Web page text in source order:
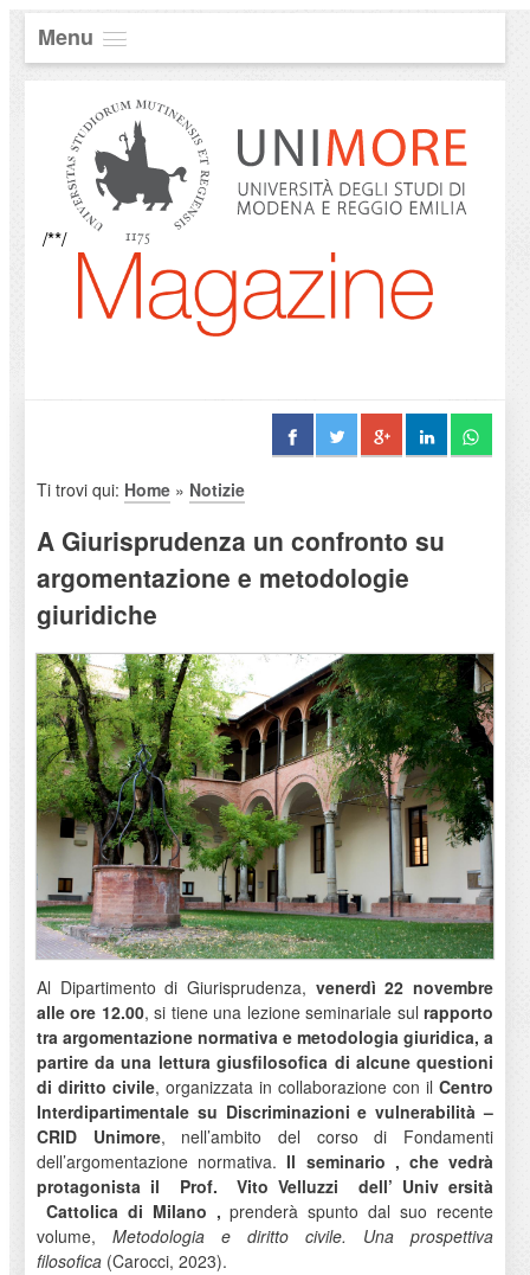
Menu
/**/
Ti trovi qui: Home» Notizie
A Giurisprudenza un confronto su
argomentazione e metodologie
giuridiche
Al Dipartimento di Giurisprudenza, venerdì 22 novembre
alle ore 12.00, si tiene una lezione seminariale sulrapporto
tra argomentazione normativa e metodologia giuridica, a
partire da una lettura giusfilosofica di alcune questioni
di diritto civile, organizzata in collaborazione con ilCentro
Interdipartimentale su Discriminazioni e vulnerabilità –
CRID Unimore, nell’ambito del corso di Fondamenti
dell’argomentazione normativa.Il seminario , che vedrà
protagonista il
Prof. Vito Velluzzi dell’ Univ ersità
Cattolica di Milano , prenderà spunto dal suo recente
volume, Metodologia e diritto civile. Una prospettiva
filosofica(Carocci, 2023).